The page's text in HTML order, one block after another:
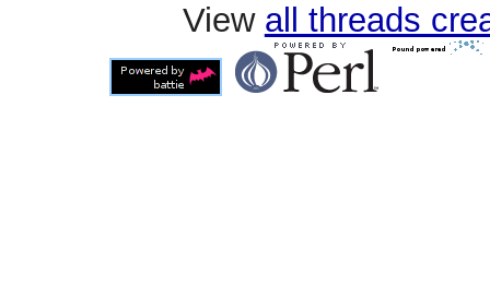
View all threads